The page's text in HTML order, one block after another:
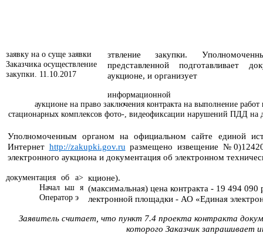
заявку на о суще заявки
Заказчика осуществление
закупки. 11.10.2017
зтвление закупки.
представленной подготавливает
аукционе, и организует
информационной
аукционе на право заключения контракта на выполнение
стационарных комплексов фото-, видеофиксации нарушений ПДД на
Уполномоченным органом на официальном сайте единой
Интернет http://zakupki.gov.ru размещено извещение
электронного аукциона и документация об электронном
документация об а>
Начал ьш я
Оператор э
кционе).
(максимальная) цена контракта - 19 494 090
лектронной площадки - АО «Единая
Заявитель считает, что пункт 7.4 проекта контракта
которого Заказчик